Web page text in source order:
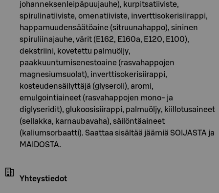
johanneksenleipäpuujauhe), kurpitsatiiviste,
spirulinatiiviste, omenatiiviste, inverttisokerisiirappi,
happamuudensäätöaine (sitruunahappo), sininen
spiruliinajauhe, värit (E162, E160a, E120, E100),
dekstriini, kovetettu palmuöljy,
paakkuuntumisenestoaine (rasvahappojen
magnesiumsuolat), inverttisokerisiirappi,
kosteudensäilyttäjä (glyseroli), aromi,
emulgointiaineet (rasvahappojen mono- ja
diglyseridit), glukoosisiirappi, palmuöljy, kiillotusaineet
(sellakka, karnaubavaha), säilöntäaineet
(kaliumsorbaatti). Saattaa sisältää jäämiä SOIJASTA ja
MAIDOSTA.
Yhteystiedot